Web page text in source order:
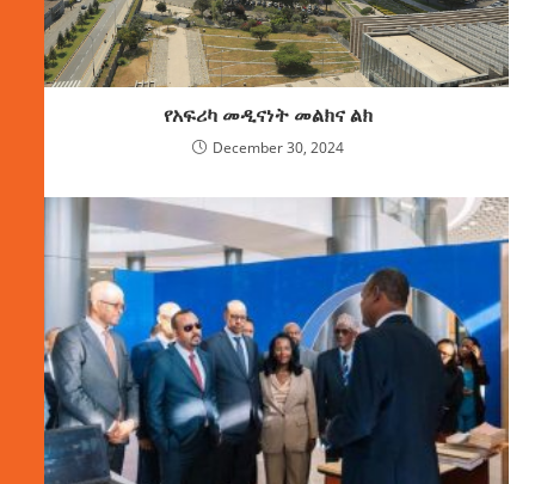
የአፍሪካ መዲናነት መልክና ልክ
December 30, 2024